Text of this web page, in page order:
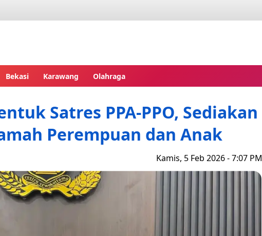
Bekasi Karawang Olahraga
Satres PPA-PPO, Sediakan
Perempuan dan Anak
Kamis, 5 Feb 2026 - 7:07 PM